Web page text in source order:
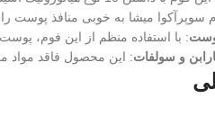
سوپرآکوا میشا به خوبی منافذ پوست
: با استفاده منظم از این فوم،
و سولفات: این محصول فاقد مواد